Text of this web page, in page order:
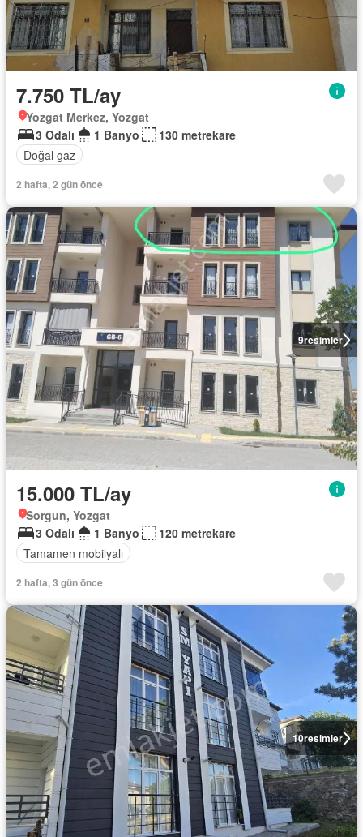
7.750 TL/ay
Yozgat Merkez, Yozgat
3 Odalı
1 Banyo
130 metrekare
Doğal gaz
2 hafta, 2 gün önce
9resimler
15.000 TL/ay
Sorgun, Yozgat
3 Odalı
1 Banyo
120 metrekare
Tamamen mobilyalı
2 hafta, 3 gün önce
10resimler